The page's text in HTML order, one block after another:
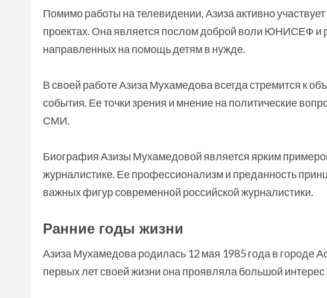
Помимо работы на телевидении, Азиза активно
проектах. Она является послом доброй воли ЮНИСЕФ и
направленных на помощь детям в нужде.
В своей работе Азиза Мухамедова всегда стремится к
события. Ее точки зрения и мнение на политические
СМИ.
Биография Азизы Мухамедовой является ярким
журналистике. Ее профессионализм и преданность
важных фигур современной российской журналистики.
Ранние годы жизни
Азиза Мухамедова родилась 12 мая 1985 года в городе
первых лет своей жизни она проявляла большой интерес